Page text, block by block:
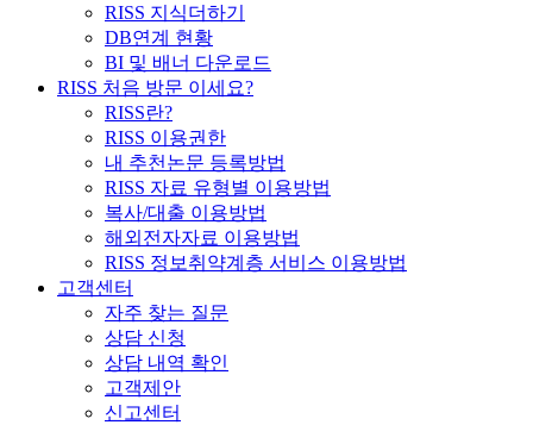
RISS 지식더하기
DB연계 현황
BI 및 배너 다운로드
RISS 처음 방문 이세요?
RISS란?
RISS 이용권한
내 추천논문 등록방법
RISS 자료 유형별 이용방법
복사/대출 이용방법
해외전자자료 이용방법
RISS 정보취약계층 서비스 이용방법
고객센터
자주 찾는 질문
상담 신청
상담 내역 확인
고객제안
신고센터